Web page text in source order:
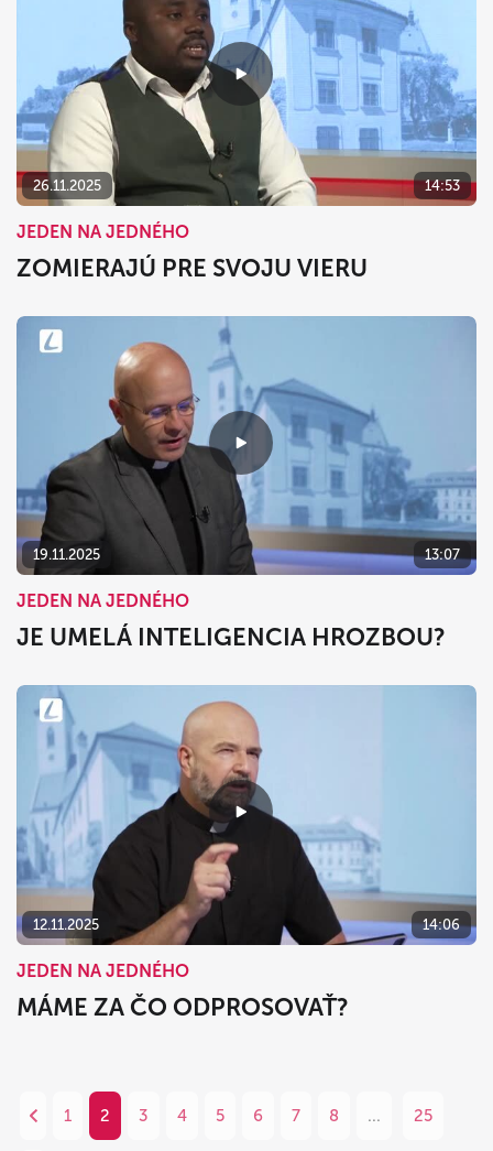
26.11.2025 14:53
JEDEN NA JEDNÉHO
ZOMIERAJÚ PRE SVOJU VIERU
19.11.2025 13:07
JEDEN NA JEDNÉHO
JE UMELÁ INTELIGENCIA HROZBOU?
12.11.2025 14:06
JEDEN NA JEDNÉHO
MÁME ZA ČO ODPROSOVAŤ?
1 2 3 4 5 6 7 8 ... 25